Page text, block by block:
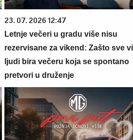
23. 07. 2026 12:47
Letnje večeri u gradu više nisu
rezervisane za vikend: Zašto sve
ljudi bira večeru koja se spontano
pretvori u druženje